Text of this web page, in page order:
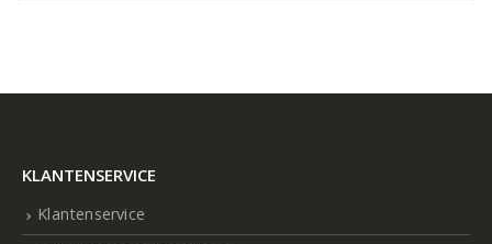
KLANTENSERVICE
Klantenservice